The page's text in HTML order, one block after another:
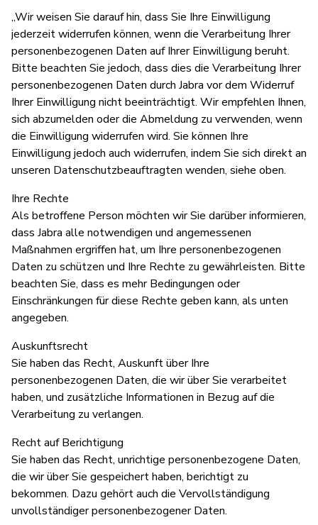
„Wir weisen Sie darauf hin, dass Sie Ihre Einwilligung
jederzeit widerrufen können, wenn die Verarbeitung Ihrer
personenbezogenen Daten auf Ihrer Einwilligung beruht.
Bitte beachten Sie jedoch, dass dies die Verarbeitung Ihrer
personenbezogenen Daten durch Jabra vor dem Widerruf
Ihrer Einwilligung nicht beeinträchtigt. Wir empfehlen Ihnen,
sich abzumelden oder die Abmeldung zu verwenden, wenn
die Einwilligung widerrufen wird. Sie können Ihre
Einwilligung jedoch auch widerrufen, indem Sie sich direkt an
unseren Datenschutzbeauftragten wenden, siehe oben.
Ihre Rechte
Als betroffene Person möchten wir Sie darüber informieren,
dass Jabra alle notwendigen und angemessenen
Maßnahmen ergriffen hat, um Ihre personenbezogenen
Daten zu schützen und Ihre Rechte zu gewährleisten. Bitte
beachten Sie, dass es mehr Bedingungen oder
Einschränkungen für diese Rechte geben kann, als unten
angegeben.
Auskunftsrecht
Sie haben das Recht, Auskunft über Ihre
personenbezogenen Daten, die wir über Sie verarbeitet
haben, und zusätzliche Informationen in Bezug auf die
Verarbeitung zu verlangen.
Recht auf Berichtigung
Sie haben das Recht, unrichtige personenbezogene Daten,
die wir über Sie gespeichert haben, berichtigt zu
bekommen. Dazu gehört auch die Vervollständigung
unvollständiger personenbezogener Daten.